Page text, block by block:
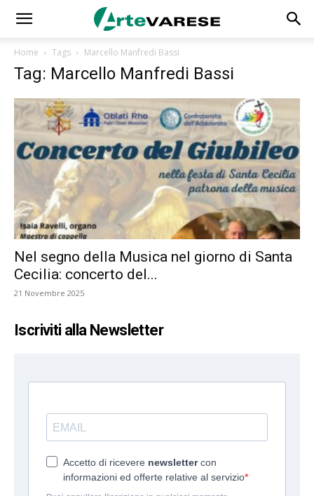
Home Tags Marcello Manfredi Bassi
Tag: Marcello Manfredi Bassi
Nel segno della Musica nel giorno di Santa
Cecilia: concerto del...
21 Novembre 2025
Iscriviti alla Newsletter